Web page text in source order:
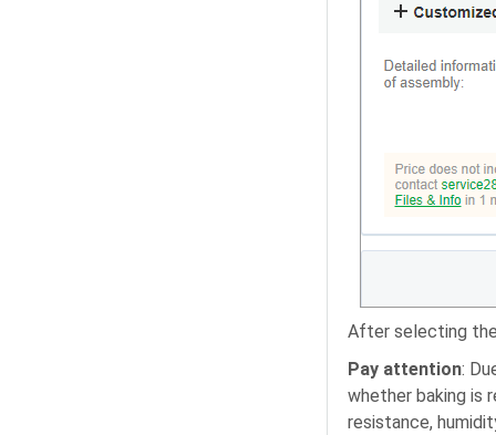
After selecting
Pay attention:
whether baking is
resistance,